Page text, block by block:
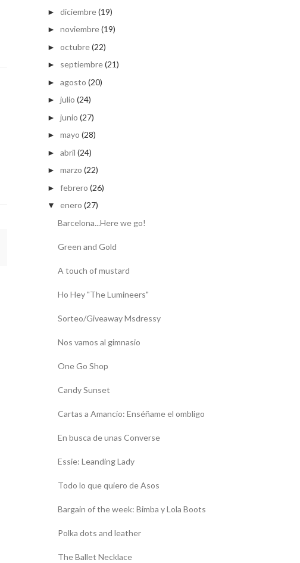
► diciembre(19)
► noviembre(19)
► octubre(22)
► septiembre(21)
► agosto (20)
► julio (24)
► junio (27)
► mayo (28)
► abril (24)
► marzo (22)
► febrero (26)
▼ enero (27)
Barcelona...Here we go!
Green and Gold
A touch of mustard
Ho Hey "The Lumineers"
Sorteo/Giveaway Msdressy
Nos vamos al gimnasio
One Go Shop
Candy Sunset
Cartas a Amancio: Enséñame el ombligo
En busca de unas Converse
Essie: Leanding Lady
Todo lo que quiero de Asos
Bargain of the week: Bimba y Lola Boots
Polka dots and leather
The Ballet Necklace